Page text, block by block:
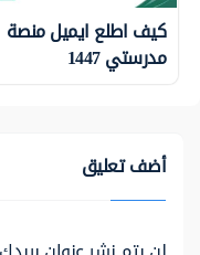
كيف اطلع ايميل منصة
مدرستي 1447
أضف تعليق